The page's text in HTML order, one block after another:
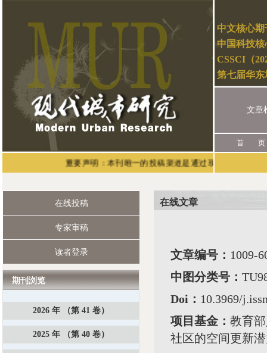
中文核心期
中国科技核
CSSCI（
第七届华
文章
首 页
重要声明：本刊唯一的投稿渠道是通过现代城市研究官
在线文章
文章编号： 1009-
中图分类号：
Doi： 10.3969/
项目基金： 教育
社区的空间更新
在线投稿
专家审稿
读者登录
期刊浏览
2026 年 （第 41 卷）
2025 年 （第 40 卷）